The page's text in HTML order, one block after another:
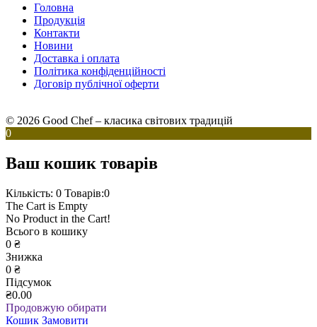
Головна
Продукція
Контакти
Новини
Доставка і оплата
Політика конфіденційності
Договір публічної оферти
© 2026 Good Chef – класика світових традицій
0
Ваш кошик товарів
Кількість: 0 Товарів:0
The Cart is Empty
No Product in the Cart!
Всього в кошику
0 ₴
Знижка
0 ₴
Підсумок
₴0.00
Продовжую обирати
Кошик Замовити